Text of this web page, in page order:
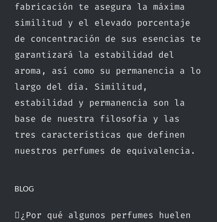
fabricación te asegura la máxima
similitud y el elevado porcentaje
de concentración de sus esencias te
garantizará la estabilidad del
aroma, así como su permanencia a lo
largo del día. Similitud,
estabilidad y permanencia son la
base de nuestra filosofía y las
tres características que definen
nuestros perfumes de equivalencia.
BLOG
¿Por qué algunos perfumes huelen